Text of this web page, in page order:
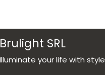
Brulight SRL
Illuminate your life with style